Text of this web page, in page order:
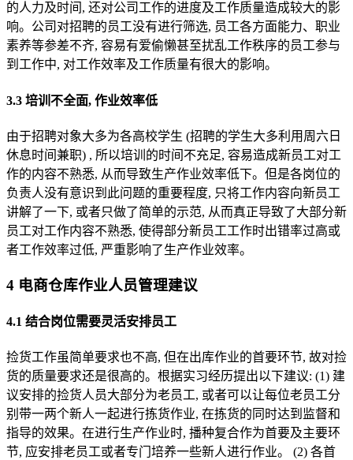
的人力及时间, 还对公司工作的进度及工作质量造成较大的影
响。公司对招聘的员工没有进行筛选, 员工各方面能力、职业
素养等参差不齐, 容易有爱偷懒甚至扰乱工作秩序的员工参与
到工作中, 对工作效率及工作质量有很大的影响。
3.3 培训不全面, 作业效率低
由于招聘对象大多为各高校学生 (招聘的学生大多利用周六日
休息时间兼职) , 所以培训的时间不充足, 容易造成新员工对工
作的内容不熟悉, 从而导致生产作业效率低下。但是各岗位的
负责人没有意识到此问题的重要程度, 只将工作内容向新员工
讲解了一下, 或者只做了简单的示范, 从而真正导致了大部分新
员工对工作内容不熟悉, 使得部分新员工工作时出错率过高或
者工作效率过低, 严重影响了生产作业效率。
4 电商仓库作业人员管理建议
4.1 结合岗位需要灵活安排员工
捡货工作虽简单要求也不高, 但在出库作业的首要环节, 故对捡
货的质量要求还是很高的。根据实习经历提出以下建议: (1) 建
议安排的捡货人员大部分为老员工, 或者可以让每位老员工分
别带一两个新人一起进行拣货作业, 在拣货的同时达到监督和
指导的效果。在进行生产作业时, 播种复合作为首要及主要环
节, 应安排老员工或者专门培养一些新人进行作业。 (2) 各首